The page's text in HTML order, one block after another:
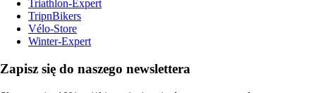
Triathlon-Expert
TripnBikers
Vélo-Store
Winter-Expert
Zapisz się do naszego newslettera